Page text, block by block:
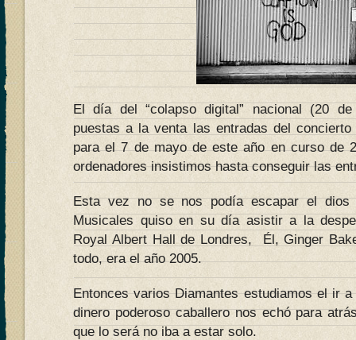
El día del “colapso digital” nacional (20
puestas a la venta las entradas del
para el 7 de mayo de este año en curso de
ordenadores insistimos hasta conseguir las
Esta vez no se nos podía escapar el dios
Musicales quiso en su día asistir a la
Royal Albert Hall de Londres, Él, Ginger
todo, era el año 2005.
Entonces varios Diamantes estudiamos el ir
dinero poderoso caballero nos echó para
que lo será no iba a estar solo.